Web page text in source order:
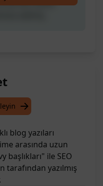
List'ten David
blog yazıları
arasında uzun
başlıkları" ile SEO
tarafından yazılmış